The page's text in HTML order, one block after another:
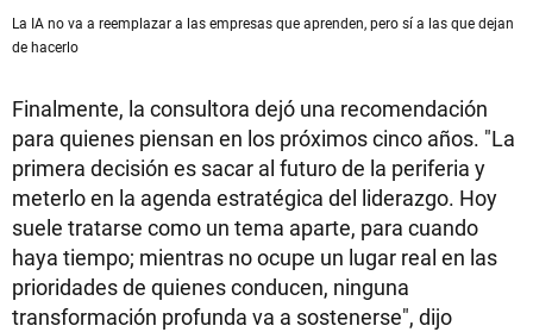
La IA no va a reemplazar a las empresas que aprenden, pero sí a las que dejan
de hacerlo
Finalmente, la consultora dejó una recomendación
para quienes piensan en los próximos cinco años. "La
primera decisión es sacar al futuro de la periferia y
meterlo en la agenda estratégica del liderazgo. Hoy
suele tratarse como un tema aparte, para cuando
haya tiempo; mientras no ocupe un lugar real en las
prioridades de quienes conducen, ninguna
transformación profunda va a sostenerse", dijo